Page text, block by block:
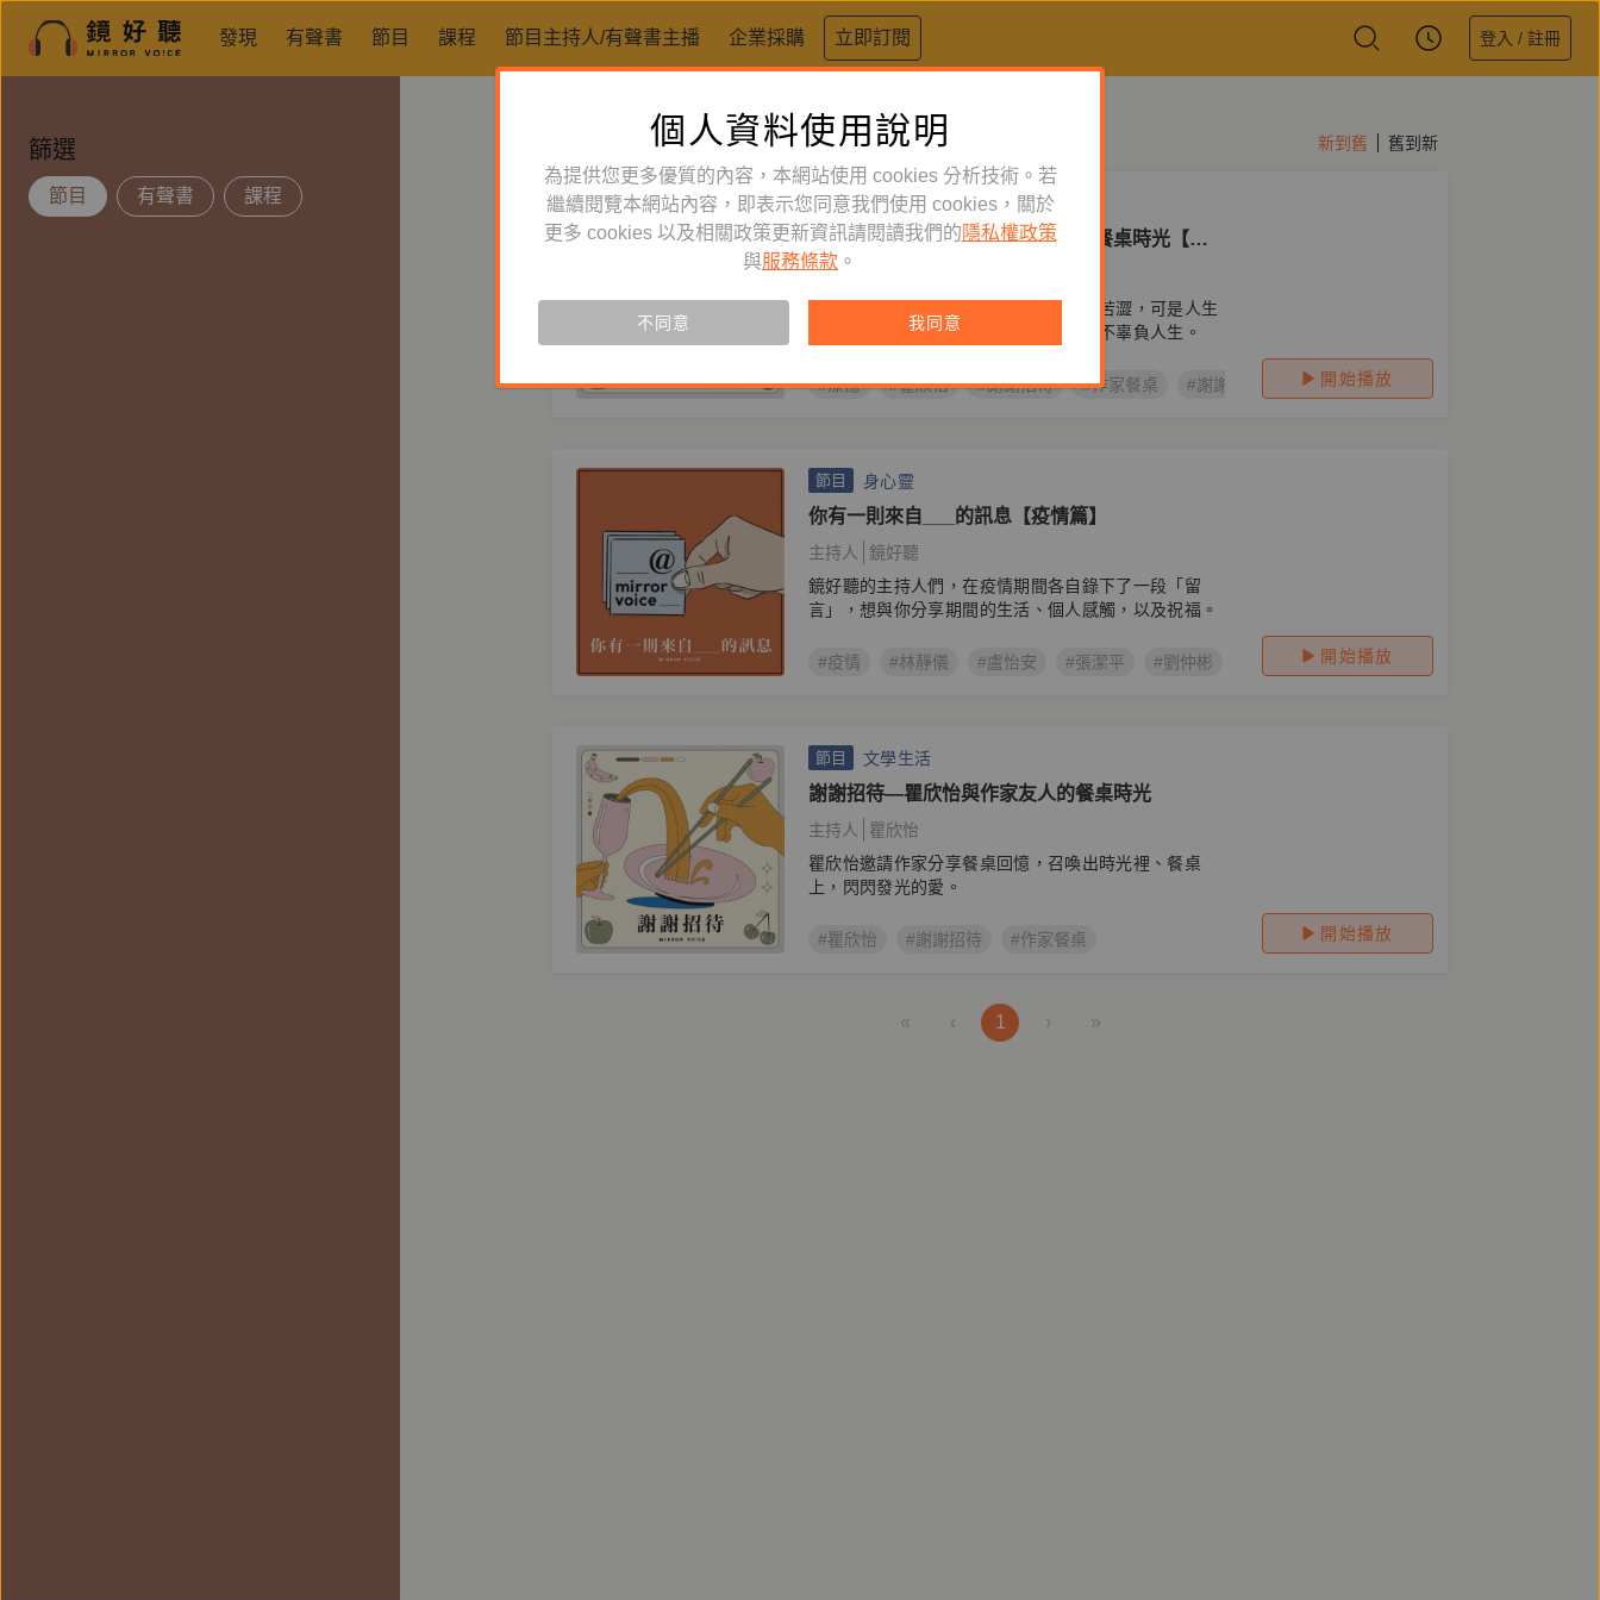
發現 有聲書 節目 課程 節目主持人/有聲書主播 企業採購 立即訂閱 登入 / 註冊
篩選
節目 有聲書 課程
新到舊 舊到新
節目 文學生活
謝謝招待——瞿欣怡與作家友人的餐桌時光【第
二季】
主持人
餐桌就像人生的縮影，有時甜蜜、有時苦澀，可是人生
就是這樣，要把所有滋味都嚐過了，才不辜負人生。
#療癒 #瞿欣怡 #謝謝招待 #作家餐桌 #謝謝招待第二季 #餐桌回憶
開始播放
節目 身心靈
你有一則來自___的訊息【疫情篇】
主持人
鏡好聽
鏡好聽的主持人們，在疫情期間各自錄下了一段「留
言」，想與你分享期間的生活、個人感觸，以及祝福。
#疫情 #林靜儀 #盧怡安 #張潔平 #劉仲彬 #羅浥薇薇 #馬欣
開始播放
節目 文學生活
謝謝招待—瞿欣怡與作家友人的餐桌時光
主持人
瞿欣怡
瞿欣怡邀請作家分享餐桌回憶，召喚出時光裡、餐桌
上，閃閃發光的愛。
#瞿欣怡 #謝謝招待 #作家餐桌 開始播放
« ‹ 1 › »
個人資料使用說明
為提供您更多優質的內容，本網站使用 cookies 分析技術。若
繼續閱覽本網站內容，即表示您同意我們使用 cookies，關於
更多 cookies 以及相關政策更新資訊請閱讀我們的 隱私權政策
與服務條款 。
不同意 我同意